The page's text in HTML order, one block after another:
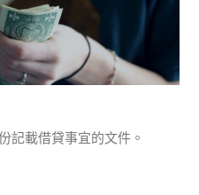
記載借貸事宜的文件。